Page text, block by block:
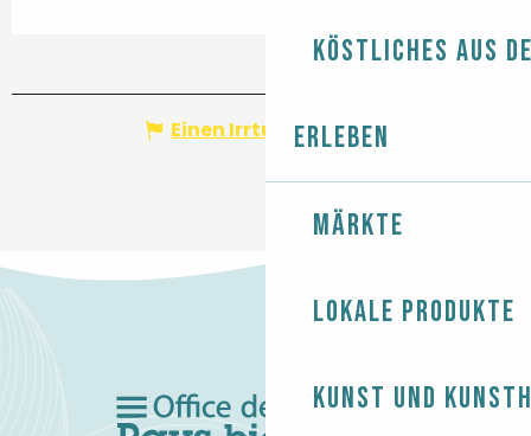
Köstliches aus
Erleben
Märkte
Lokale Produkte
Kunst und
Einen Irrtum angeben